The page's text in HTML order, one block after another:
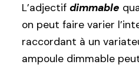
L’adjectif dimmable
on peut faire varier
raccordant à un
ampoule dimmable